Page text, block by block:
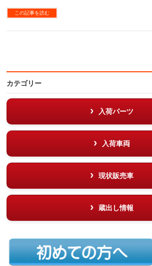
この記事を読む
カテゴリー
入荷パーツ
入荷車両
現状販売車
蔵出し情報